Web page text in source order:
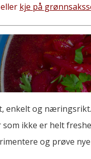
eller kje på
enkelt og
ikke er helt
og prøve